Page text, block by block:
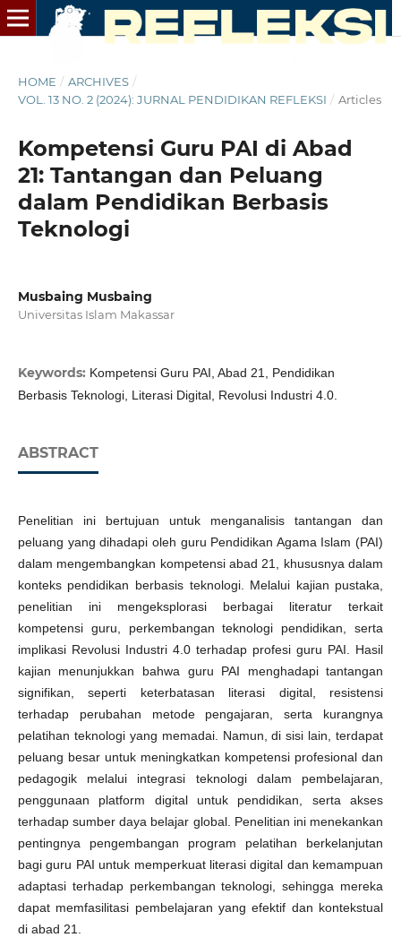
HOME / ARCHIVES /
VOL. 13 NO. 2 (2024): JURNAL PENDIDIKAN REFLEKSI / Articles
Kompetensi Guru PAI di Abad
21: Tantangan dan Peluang
dalam Pendidikan Berbasis
Teknologi
Musbaing Musbaing
Universitas Islam Makassar
Keywords: Kompetensi Guru PAI, Abad 21, Pendidikan
Berbasis Teknologi, Literasi Digital, Revolusi Industri 4.0.
ABSTRACT
Penelitian ini bertujuan untuk menganalisis tantangan dan
peluang yang dihadapi oleh guru Pendidikan Agama Islam (PAI)
dalam mengembangkan kompetensi abad 21, khususnya dalam
konteks pendidikan berbasis teknologi. Melalui kajian pustaka,
penelitian ini mengeksplorasi berbagai literatur terkait
kompetensi guru, perkembangan teknologi pendidikan, serta
implikasi Revolusi Industri 4.0 terhadap profesi guru PAI. Hasil
kajian menunjukkan bahwa guru PAI menghadapi tantangan
signifikan, seperti keterbatasan literasi digital, resistensi
terhadap perubahan metode pengajaran, serta kurangnya
pelatihan teknologi yang memadai. Namun, di sisi lain, terdapat
peluang besar untuk meningkatkan kompetensi profesional dan
pedagogik melalui integrasi teknologi dalam pembelajaran,
penggunaan platform digital untuk pendidikan, serta akses
terhadap sumber daya belajar global. Penelitian ini menekankan
pentingnya pengembangan program pelatihan berkelanjutan
bagi guru PAI untuk memperkuat literasi digital dan kemampuan
adaptasi terhadap perkembangan teknologi, sehingga mereka
dapat memfasilitasi pembelajaran yang efektif dan kontekstual
di abad 21.